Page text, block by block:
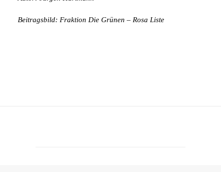
Beitragsbild: Fraktion Die Grünen – Rosa Liste